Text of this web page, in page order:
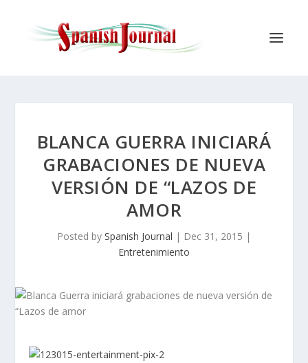
BLANCA GUERRA INICIARÁ
GRABACIONES DE NUEVA
VERSIÓN DE “LAZOS DE
AMOR
Posted by Spanish Journal | Dec 31, 2015 |
Entretenimiento